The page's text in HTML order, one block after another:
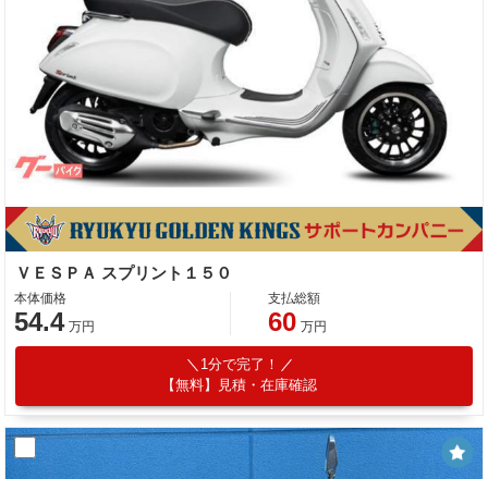
ＶＥＳＰＡ スプリント１５０
本体価格
54.4 万円
支払総額
60 万円
1分で完了！
【無料】見積・在庫確認